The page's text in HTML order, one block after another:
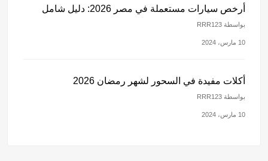
أرخص سيارات مستعملة في مصر 2026: دليل شامل
بواسطة RRR123
10 مارس، 2024
أكلات مفيدة في السحور لشهر رمضان 2026
بواسطة RRR123
10 مارس، 2024